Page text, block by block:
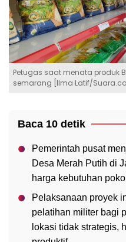
Petugas saat menata produk
semarang [Ilma Latif/
Baca 10 detik
Pemerintah pusat
Desa Merah Putih di
harga kebutuhan
Pelaksanaan proyek
pelatihan militer bagi
lokasi tidak strategis,